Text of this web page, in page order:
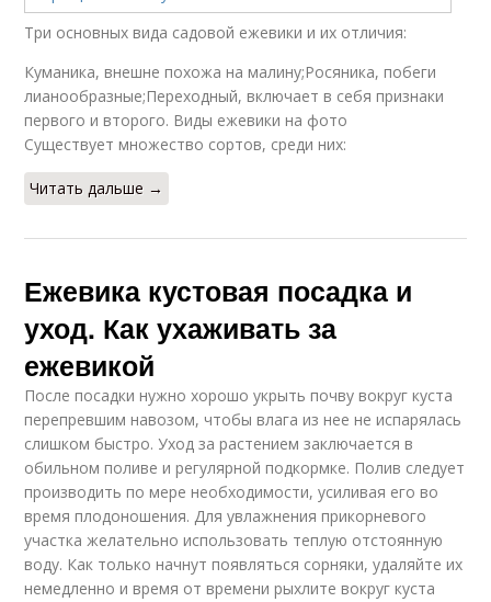
Три основных вида садовой ежевики и их отличия:
Куманика, внешне похожа на малину;Росяника, побеги
лианообразные;Переходный, включает в себя признаки
первого и второго. Виды ежевики на фото
Существует множество сортов, среди них:
Читать дальше →
Ежевика кустовая посадка и
уход. Как ухаживать за
ежевикой
После посадки нужно хорошо укрыть почву вокруг куста
перепревшим навозом, чтобы влага из нее не испарялась
слишком быстро. Уход за растением заключается в
обильном поливе и регулярной подкормке. Полив следует
производить по мере необходимости, усиливая его во
время плодоношения. Для увлажнения прикорневого
участка желательно использовать теплую отстоянную
воду. Как только начнут появляться сорняки, удаляйте их
немедленно и время от времени рыхлите вокруг куста